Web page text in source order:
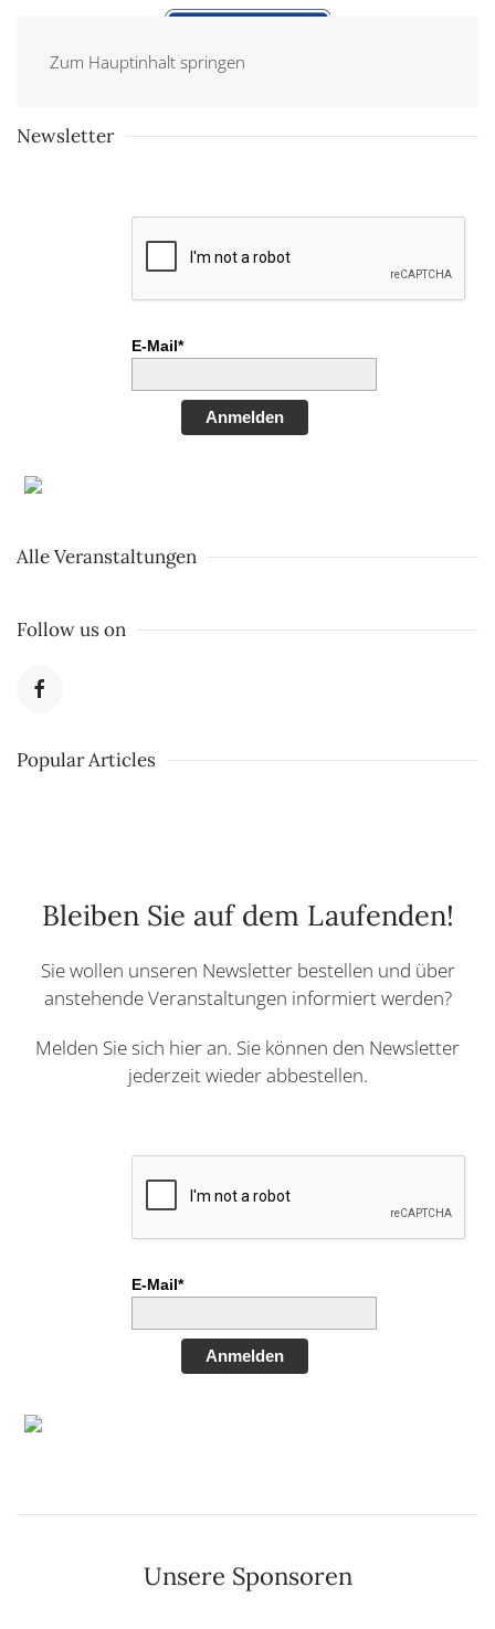
Zum Hauptinhalt springen
Newsletter
E-Mail*
Anmelden
Alle Veranstaltungen
Follow us on
Popular Articles
Bleiben Sie auf dem Laufenden!
Sie wollen unseren Newsletter bestellen und über
anstehende Veranstaltungen informiert werden?
Melden Sie sich hier an. Sie können den Newsletter
jederzeit wieder abbestellen.
E-Mail*
Anmelden
Unsere Sponsoren